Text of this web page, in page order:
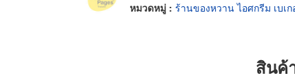
หมวดหมู่ : ร้านของหวาน ไอศกรีม เบเก
สินค้